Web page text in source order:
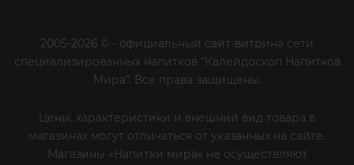
2005-2026 © - официальный сайт-витрина сети
специализированных напитков "Калейдоскоп Напитков
Мира". Все права защищены.
Цены, характеристики и внешний вид товара в
магазинах могут отличаться от указанных на сайте.
Магазины «Напитки мира» не осуществляют